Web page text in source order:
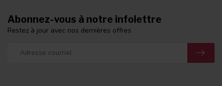
Abonnez-vous à notre infolettre
Restez à jour avec nos dernières offres